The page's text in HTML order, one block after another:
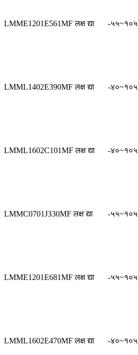
LMME1201E561MF लक्ष द्या -५५~१०५
LMML1402E390MF लक्ष द्या -४०~१०५
LMML1602C101MF लक्ष द्या -४०~१०५
LMMC0701J330MF लक्ष द्या -५५~१०५
LMME1201E681MF लक्ष द्या -५५~१०५
LMML1602E470MF लक्ष द्या -४०~१०५